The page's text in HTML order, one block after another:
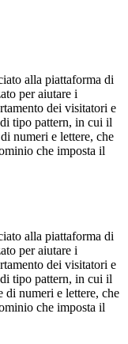
alla piattaforma di
per aiutare i
dei visitatori e
tipo pattern, in cui il
numeri e lettere, che
che imposta il
alla piattaforma di
per aiutare i
dei visitatori e
tipo pattern, in cui il
di numeri e lettere, che
che imposta il